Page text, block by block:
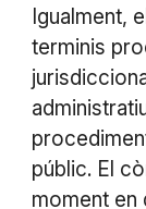
Igualment,
terminis
públic. El
moment en